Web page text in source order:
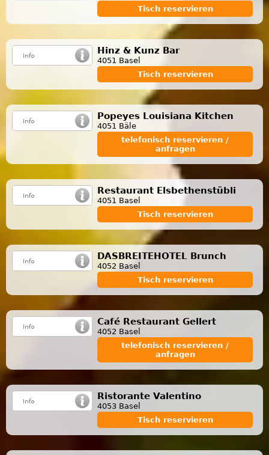
Tisch reservieren
Hinz & Kunz Bar
4051 Basel
Tisch reservieren
Popeyes Louisiana Kitchen
4051 Bäle
telefonisch reservieren /
anfragen
Restaurant Elsbethenstübli
4051 Basel
Tisch reservieren
DASBREITEHOTEL Brunch
4052 Basel
Tisch reservieren
Café Restaurant Gellert
4052 Basel
telefonisch reservieren /
anfragen
Ristorante Valentino
4053 Basel
Tisch reservieren